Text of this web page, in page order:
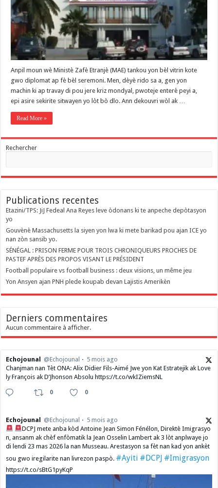
Anpil moun wè Ministè Zafè Etranjè (MAE) tankou yon bèl vitrin kote
gwo diplomat ap fè bèl seremoni. Men, dèyè rido sa a, gen yon
machin ki ap travay di pou jere kriz mondyal, pwoteje enterè peyi a,
epi asire sekirite sitwayen yo lòt bò dlo. Ann dekouvri wòl ak …
Read More »
Rechercher
Publications recentes
Etazini/TPS: JiJ Fedeal Ana Reyes leve òdonans ki te anpeche depòtasyon
yo
Gouvènè Massachusetts la siyen yon lwa ki mete barikad pou ajan ICE yo
nan zòn sansib yo.
SÉNÉGAL : PRISON FERME POUR TROIS CHRONIQUEURS PROCHES DE
PASTEF APRÈS DES PROPOS VISANT LE PRÉSIDENT
Football populaire vs football business : deux visions, un même jeu
Yon Ansyen ajan PNH plede koupab devan Lajistis Amerikèn
Derniers commentaires
Aucun commentaire à afficher.
Echojounal @Echojounal
5 mois ago
Chanjman nan Tèt ONA: Alix Didier Fils-Aimé Jwe yon Kat Estratejik ak Love
ly François ak D’Jhonson Absolu https://t.co/wkIZiemsNL
0 0
Echojounal @Echojounal
5 mois ago
DCPJ mete anba kòd Antoine Jean Simon Fénélon, Direktè Imigrasyo
n, ansanm ak chèf enfòmatik la Jean Osselin Lambert ak 3 lòt anplwaye jo
di lendi 23 mas 2026 la nan Musseau. Arestasyon sa fèt nan kad yon ankèt
sou gwo iregilarite nan livrezon paspò. #Ayiti #DCPJ #Imigrasyon
https://t.co/sBtG1pyKqP